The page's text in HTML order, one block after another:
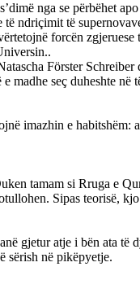
nga se përbëhet
ndriçimit të
forcën
Förster
madhe seç duheshte
imazhin e
tamam si Rruga e
Sipas teorisë,
gjetur atje i bën ata
sërish në pikëpyetje.